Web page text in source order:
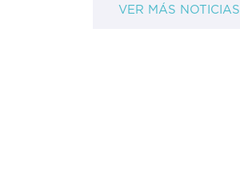
VER MÁS NOTICIAS